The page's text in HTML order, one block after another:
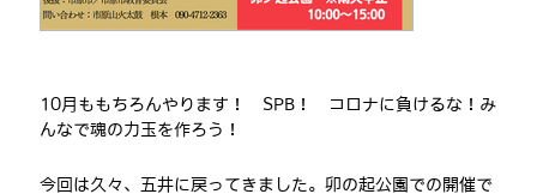
10月ももちろんやります！ SPB ！ コロナに負けるな！み
んなで魂の力玉を作ろう！
今回は久々、五井に戻ってきました。卯の起公園での 開催で